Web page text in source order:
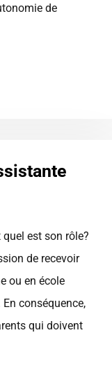
de
est son rôle?
de recevoir
ou en école
conséquence,
qui doivent